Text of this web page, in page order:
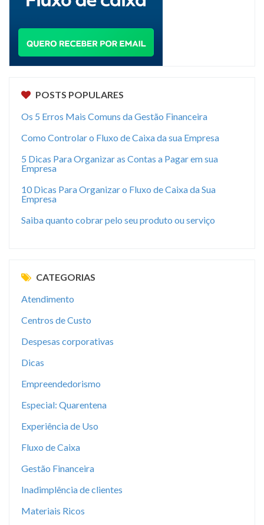
POSTS POPULARES
Os 5 Erros Mais Comuns da Gestão Financeira
Como Controlar o Fluxo de Caixa da sua Empresa
5 Dicas Para Organizar as Contas a Pagar em sua
Empresa
10 Dicas Para Organizar o Fluxo de Caixa da Sua
Empresa
Saiba quanto cobrar pelo seu produto ou serviço
CATEGORIAS
Atendimento
Centros de Custo
Despesas corporativas
Dicas
Empreendedorismo
Especial: Quarentena
Experiência de Uso
Fluxo de Caixa
Gestão Financeira
Inadimplência de clientes
Materiais Ricos